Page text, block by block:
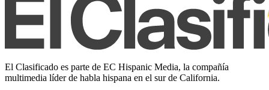
El Clasificado es parte de EC Hispanic Media, la compañía
multimedia líder de habla hispana en el sur de California.